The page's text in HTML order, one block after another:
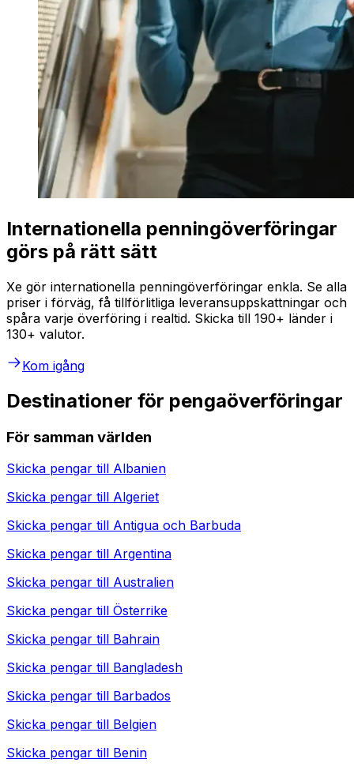
Internationella penningöverföringar
görs på rätt sätt
Xe gör internationella penningöverföringar enkla. Se alla
priser i förväg, få tillförlitliga leveransuppskattningar och
spåra varje överföring i realtid. Skicka till 190+ länder i
130+ valutor.
Kom igång
Destinationer för pengaöverföringar
För samman världen
Skicka pengar till Albanien
Skicka pengar till Algeriet
Skicka pengar till Antigua och Barbuda
Skicka pengar till Argentina
Skicka pengar till Australien
Skicka pengar till Österrike
Skicka pengar till Bahrain
Skicka pengar till Bangladesh
Skicka pengar till Barbados
Skicka pengar till Belgien
Skicka pengar till Benin